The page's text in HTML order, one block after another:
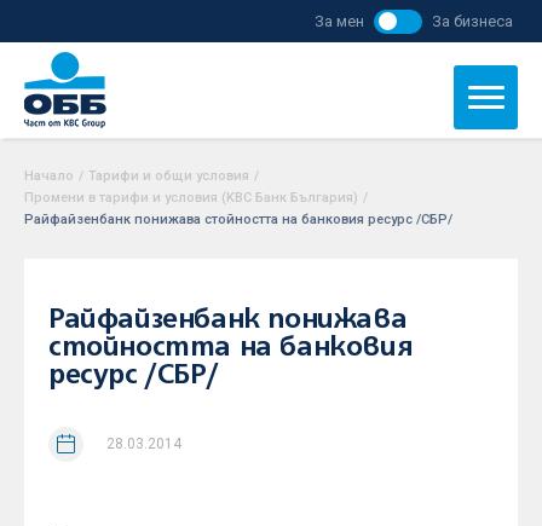
За мен За бизнеса
Начало / Тарифи и общи условия /
Промени в тарифи и условия (KBC Банк България) /
Райфайзенбанк понижава стойността на банковия ресурс /СБР/
Райфайзенбанк понижава
стойността на банковия
ресурс /СБР/
28.03.2014